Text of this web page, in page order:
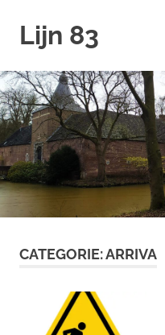
naar
inhoud
Lijn 83
CATEGORIE:ARRIVA